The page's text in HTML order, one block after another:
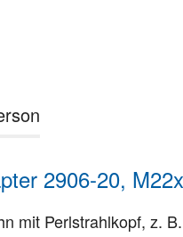
2906-20,
mit Perlstrahlkopf, z.